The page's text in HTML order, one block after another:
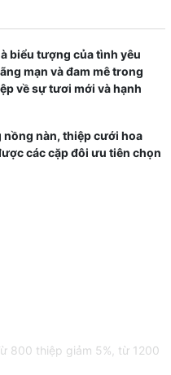
biểu tượng của tình yêu
mạn và đam mê trong
về sự tươi mới và hạnh
nồng nàn, thiệp cưới hoa
các cặp đôi ưu tiên chọn
800 thiệp giảm 5%, từ 1200